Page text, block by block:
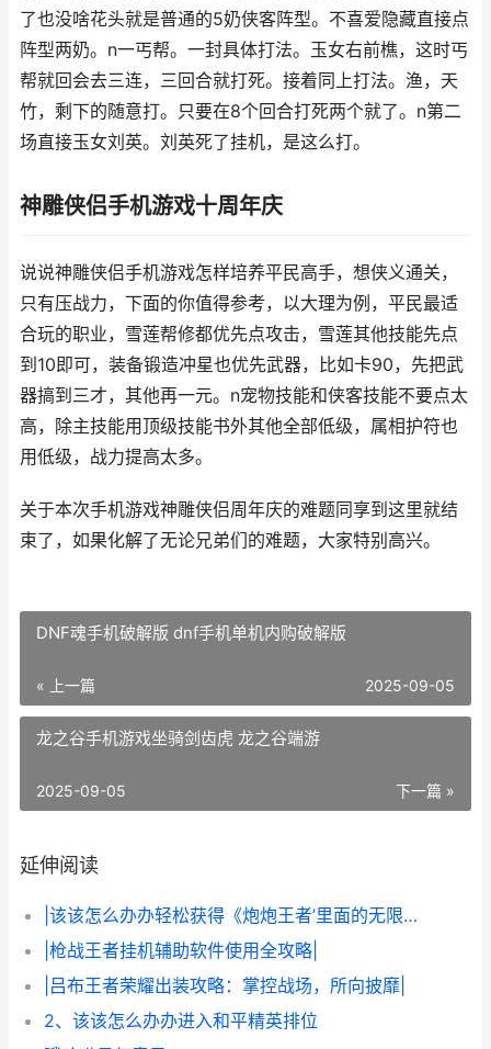
了也没啥花头就是普通的5奶侠客阵型。不喜爱隐藏直接点
阵型两奶。n一丐帮。一封具体打法。玉女右前樵，这时丐
帮就回会去三连，三回合就打死。接着同上打法。渔，天
竹，剩下的随意打。只要在8个回合打死两个就了。n第二
场直接玉女刘英。刘英死了挂机，是这么打。
神雕侠侣手机游戏十周年庆
说说神雕侠侣手机游戏怎样培养平民高手，想侠义通关，
只有压战力，下面的你值得参考，以大理为例，平民最适
合玩的职业，雪莲帮修都优先点攻击，雪莲其他技能先点
到10即可，装备锻造冲星也优先武器，比如卡90，先把武
器搞到三才，其他再一元。n宠物技能和侠客技能不要点太
高，除主技能用顶级技能书外其他全部低级，属相护符也
用低级，战力提高太多。
关于本次手机游戏神雕侠侣周年庆的难题同享到这里就结
束了，如果化解了无论兄弟们的难题，大家特别高兴。
DNF魂手机破解版 dnf手机单机内购破解版
« 上一篇 2025-09-05
龙之谷手机游戏坐骑剑齿虎 龙之谷端游
下一篇 »
2025-09-05
延伸阅读
|该该怎么办办轻松获得《炮炮王者’里面的无限金币和星星|
|枪战王者挂机辅助软件使用全攻略|
|吕布王者荣耀出装攻略：掌控战场，所向披靡|
2、该该怎么办办进入和平精英排位